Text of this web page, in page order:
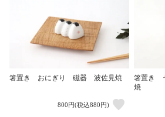
箸置き おにぎり 磁器 波佐見焼
800円(税込880円)
箸置き
焼